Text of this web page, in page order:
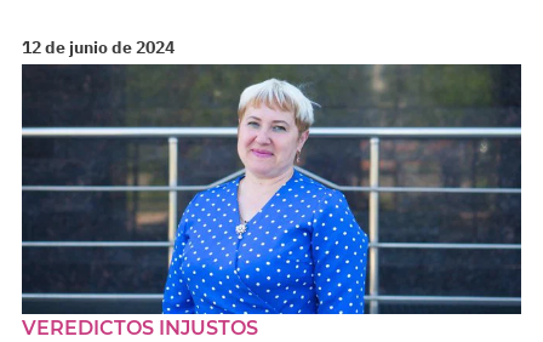
12 de junio de 2024
VEREDICTOS INJUSTOS